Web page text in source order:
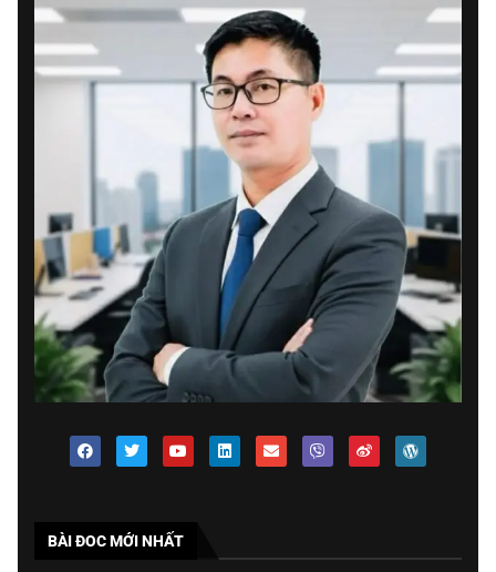
BÀI ĐOC MỚI NHẤT